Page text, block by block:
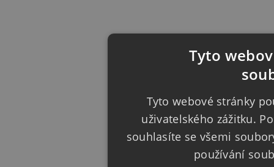
Tyto
Tyto webové stránky
uživatelského zážitku.
souhlasíte se všemi
používání